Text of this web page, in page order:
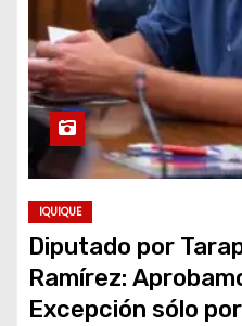
IQUIQUE
Diputado por
Ramírez: Aprobamos el Estado de
Excepción sólo